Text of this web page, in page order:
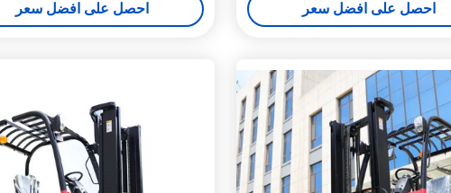
احصل على افضل سعر احصل على افضل سعر